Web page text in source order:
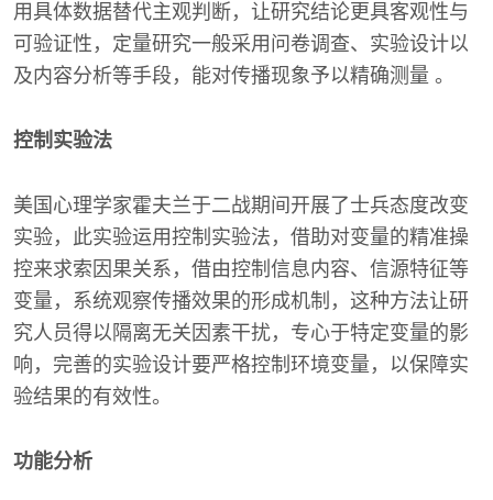
用具体数据替代主观判断，让研究结论更具客观性与
可验证性，定量研究一般采用问卷调查、实验设计以
及内容分析等手段，能对传播现象予以精确测量 。
控制实验法
美国心理学家霍夫兰于二战期间开展了士兵态度改变
实验，此实验运用控制实验法，借助对变量的精准操
控来求索因果关系，借由控制信息内容、信源特征等
变量，系统观察传播效果的形成机制，这种方法让研
究人员得以隔离无关因素干扰，专心于特定变量的影
响，完善的实验设计要严格控制环境变量，以保障实
验结果的有效性。
功能分析